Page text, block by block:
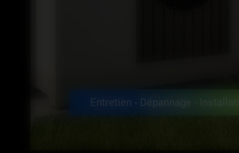
Entretien - Dépannage -